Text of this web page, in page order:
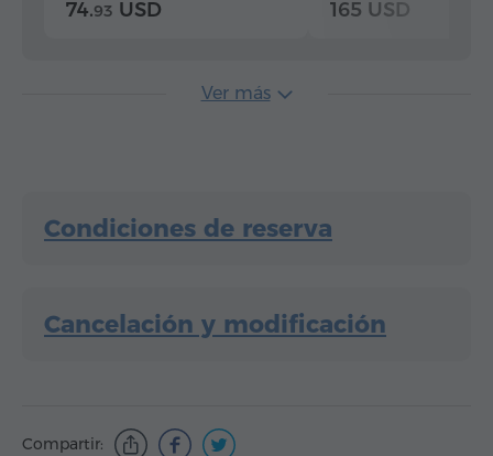
74.93 USD 165 USD
Ver más
Condiciones de reserva
Cancelación y modificación
Compartir: